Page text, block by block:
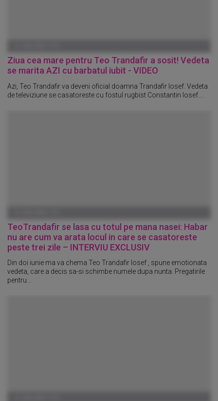
Ziua cea mare pentru Teo Trandafir a sosit! Vedeta
se marita AZI cu barbatul iubit - VIDEO
Azi, Teo Trandafir va deveni oficial doamna Trandafir Iosef. Vedeta
de televiziune se casatoreste cu fostul rugbist Constantin Iosef....
TeoTrandafir se lasa cu totul pe mana nasei: Habar
nu are cum va arata locul in care se casatoreste
peste trei zile – INTERVIU EXCLUSIV
Din doi iunie ma va chema Teo Trandafir Iosef , spune emotionata
vedeta, care a decis sa-si schimbe numele dupa nunta. Pregatirile
pentru...